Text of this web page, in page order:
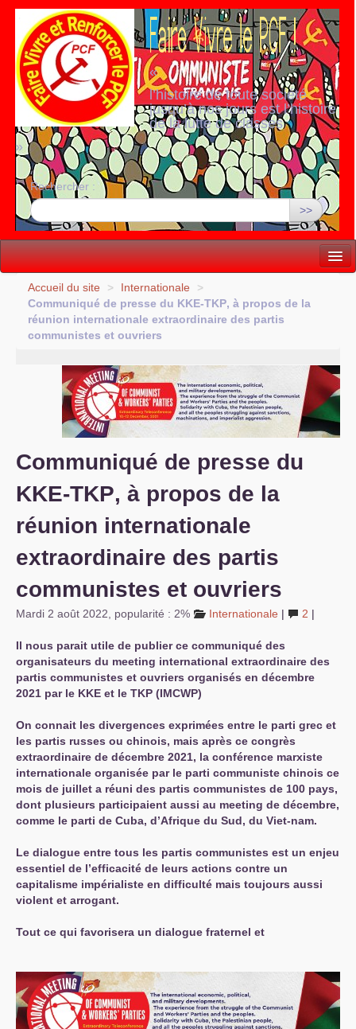
«
l’histoire de toute société
jusqu’à nos jours est l’histoire
de la lutte de classes
»
Rechercher :
>>
Vie politique
Lutter, Unir...
S’organiser
Comprendre...
Vie du site
Accueil du site > Internationale
>
Communiqué de presse du KKE-TKP, à propos de la
réunion internationale extraordinaire des partis
communistes et ouvriers
Communiqué de presse du
KKE-TKP, à propos de la
réunion internationale
extraordinaire des partis
communistes et ouvriers
Mardi 2 août 2022 popularité : 2% Internationale | 2 |
Il nous parait utile de publier ce communiqué des
organisateurs du meeting international extraordinaire des
partis communistes et ouvriers organisés en décembre
2021 par le KKE et le TKP (IMCWP)
On connait les divergences exprimées entre le parti grec et
les partis russes ou chinois, mais après ce congrès
extraordinaire de décembre 2021, la conférence marxiste
internationale organisée par le parti communiste chinois ce
mois de juillet a réuni des partis communistes de 100 pays,
dont plusieurs participaient aussi au meeting de décembre,
comme le parti de Cuba, d’Afrique du Sud, du Viet-nam.
Le dialogue entre tous les partis communistes est un enjeu
essentiel de l’efficacité de leurs actions contre un
capitalisme impérialiste en difficulté mais toujours aussi
violent et arrogant.
Tout ce qui favorisera un dialogue fraternel et